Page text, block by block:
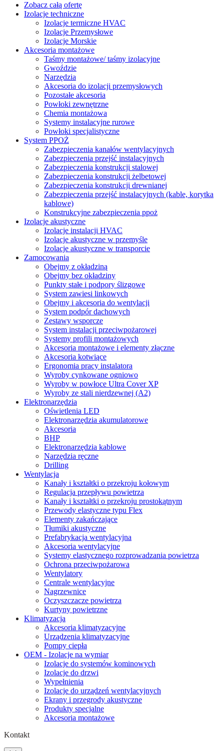
Zobacz całą ofertę
Izolacje techniczne
Izolacje termiczne HVAC
Izolacje Przemysłowe
Izolacje Morskie
Akcesoria montażowe
Taśmy montażowe/ taśmy izolacyjne
Gwoździe
Narzędzia
Akcesoria do izolacji przemysłowych
Pozostałe akcesoria
Powłoki zewnętrzne
Chemia montażowa
Systemy instalacyjne rurowe
Powłoki specjalistyczne
System PPOŻ
Zabezpieczenia kanałów wentylacyjnych
Zabezpieczenia przejść instalacyjnych
Zabezpieczenia konstrukcji stalowej
Zabezpieczenia konstrukcji żelbetowej
Zabezpieczenia konstrukcji drewnianej
Zabezpieczenia przejść instalacyjnych (kable, korytka
kablowe)
Konstrukcyjne zabezpieczenia ppoż
Izolacje akustyczne
Izolacje instalacji HVAC
Izolacje akustyczne w przemyśle
Izolacje akustyczne w transporcie
Zamocowania
Obejmy z okładziną
Obejmy bez okładziny
Punkty stałe i podpory ślizgowe
System zawiesi linkowych
Obejmy i akcesoria do wentylacji
System podpór dachowych
Zestawy wsporcze
System instalacji przeciwpożarowej
Systemy profili montażowych
Akcesoria montażowe i elementy złączne
Akcesoria kotwiące
Ergonomia pracy instalatora
Wyroby cynkowane ogniowo
Wyroby w powłoce Ultra Cover XP
Wyroby ze stali nierdzewnej (A2)
Elektronarzędzia
Oświetlenia LED
Elektronarzędzia akumulatorowe
Akcesoria
BHP
Elektronarzędzia kablowe
Narzędzia ręczne
Drilling
Wentylacja
Kanały i kształtki o przekroju kołowym
Regulacja przepływu powietrza
Kanały i kształtki o przekroju prostokątnym
Przewody elastyczne typu Flex
Elementy zakańczające
Tłumiki akustyczne
Prefabrykacja wentylacyjna
Akcesoria wentylacyjne
Systemy elastycznego rozprowadzania powietrza
Ochrona przeciwpożarowa
Wentylatory
Centrale wentylacyjne
Nagrzewnice
Oczyszczacze powietrza
Kurtyny powietrzne
Klimatyzacja
Akcesoria klimatyzacyjne
Urządzenia klimatyzacyjne
Pompy ciepła
OEM - Izolacje na wymiar
Izolacje do systemów kominowych
Izolacje do drzwi
Wypełnienia
Izolacje do urządzeń wentylacyjnych
Ekrany i przegrody akustyczne
Produkty specjalne
Akcesoria montażowe
Kontakt